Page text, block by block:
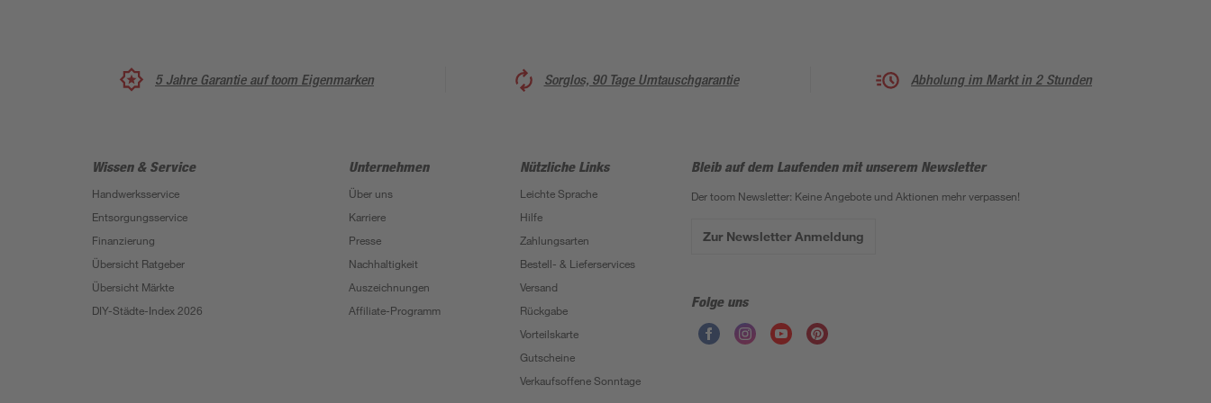
5 Jahre Garantie auf toom Eigenmarken Sorglos, 90 Tage Umtauschgarantie Abholung im Markt in 2 Stunden
Wissen & Service
Handwerksservice
Entsorgungsservice
Finanzierung
Übersicht Ratgeber
Übersicht Märkte
DIY-Städte-Index 2026
Unternehmen
Über uns
Karriere
Presse
Nachhaltigkeit
Auszeichnungen
Affiliate-Programm
Nützliche Links
Leichte Sprache
Hilfe
Zahlungsarten
Bestell- & Lieferservices
Versand
Rückgabe
Vorteilskarte
Gutscheine
Verkaufsoffene Sonntage
Bleib auf dem Laufenden mit unserem Newsletter
Der toom Newsletter: Keine Angebote und Aktionen mehr verpassen!
Zur Newsletter Anmeldung
Folge uns